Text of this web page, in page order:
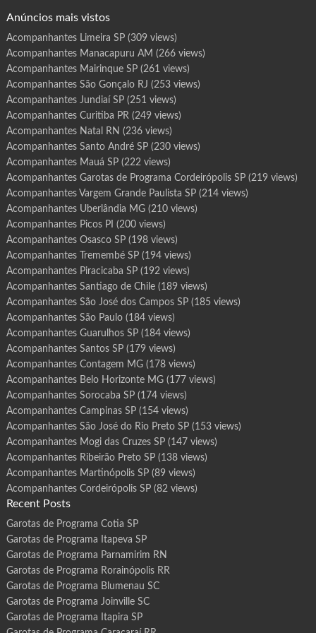
r
m
a
b
t
n
g
a
S
P
Anúncios mais vistos
Acompanhantes Limeira SP(309 views)
Acompanhantes Manacapuru AM (266 views)
Acompanhantes Mairinque SP(261 views)
Acompanhantes São Gonçalo RJ (253 views)
Acompanhantes Jundiaí SP(251 views)
Acompanhantes Curitiba PR(249 views)
Acompanhantes Natal RN (236 views)
Acompanhantes Santo André SP(230 views)
Acompanhantes Mauá SP(222 views)
Acompanhantes Garotas de Programa Cordeirópolis SP(219 views)
Acompanhantes Vargem Grande Paulista SP(214 views)
Acompanhantes Uberlândia MG(210 views)
Acompanhantes Picos PI (200 views)
Acompanhantes Osasco SP(198 views)
Acompanhantes Tremembé SP(194 views)
Acompanhantes Piracicaba SP(192 views)
Acompanhantes Santiago de Chile(189 views)
Acompanhantes São José dos Campos SP(185 views)
Acompanhantes São Paulo(184 views)
Acompanhantes Guarulhos SP(184 views)
Acompanhantes Santos SP(179 views)
Acompanhantes Contagem MG(178 views)
Acompanhantes Belo Horizonte MG(177 views)
Acompanhantes Sorocaba SP(174 views)
Acompanhantes Campinas SP(154 views)
Acompanhantes São José do Rio Preto SP(153 views)
Acompanhantes Mogi das Cruzes SP(147 views)
Acompanhantes Ribeirão Preto SP(138 views)
Acompanhantes Martinópolis SP(89 views)
Acompanhantes Cordeirópolis SP(82 views)
Recent Posts
Garotas de Programa Cotia SP
Garotas de Programa Itapeva SP
Garotas de Programa Parnamirim RN
Garotas de Programa Rorainópolis RR
Garotas de Programa Blumenau SC
Garotas de Programa Joinville SC
Garotas de Programa Itapira SP